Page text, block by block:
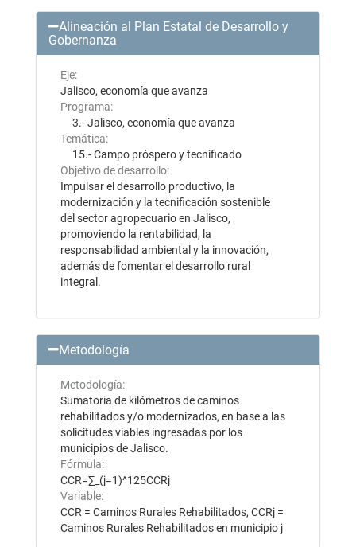
Alineación al Plan Estatal de Desarrollo y
Gobernanza
Eje:
Jalisco, economía que avanza
Programa:
3.- Jalisco, economía que avanza
Temática:
15.- Campo próspero y tecnificado
Objetivo de desarrollo:
Impulsar el desarrollo productivo, la
modernización y la tecnificación sostenible
del sector agropecuario en Jalisco,
promoviendo la rentabilidad, la
responsabilidad ambiental y la innovación,
además de fomentar el desarrollo rural
integral.
Metodología
Metodología:
Sumatoria de kilómetros de caminos
rehabilitados y/o modernizados, en base a las
solicitudes viables ingresadas por los
municipios de Jalisco.
Fórmula:
CCR=∑_(j=1)^125CCRj
Variable:
CCR = Caminos Rurales Rehabilitados, CCRj =
Caminos Rurales Rehabilitados en municipio j